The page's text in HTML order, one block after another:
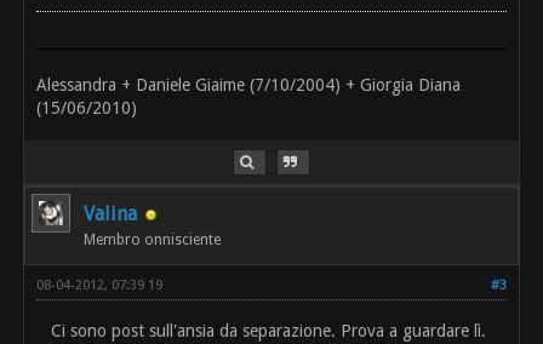
Alessandra + Daniele Giaime (7/10/2004) + Giorgia Diana
(15/06/2010)
Valina
Membro onnisciente
#3
08-04-2012, 07:39 19
Ci sono post sull'ansia da separazione. Prova a guardare lì.